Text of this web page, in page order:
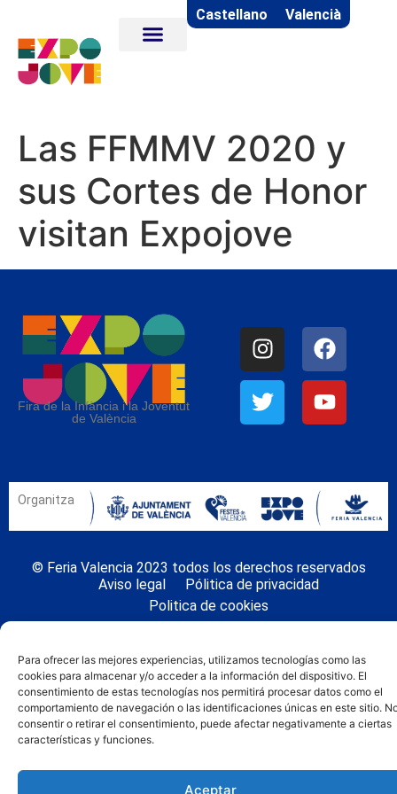
Para ofrecer las mejores experiencias, utilizamos tecnologías como las
cookies para almacenar y/o acceder a la información del dispositivo. El
consentimiento de estas tecnologías nos permitirá procesar datos como el
comportamiento de navegación o las identificaciones únicas en este sitio.
consentir o retirar el consentimiento, puede afectar negativamente a ciertas
características y funciones.
Aceptar
Castellano Valencià
Las FFMMV 2020 y
sus Cortes de Honor
visitan Expojove
Fira de la Infància i la Joventut
de València
Organitza
© Feria Valencia 2023 todos los derechos reservados
Aviso legal
Pólitica de privacidad
Politica de cookies